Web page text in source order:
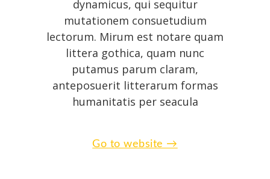
dynamicus, qui sequitur
mutationem consuetudium
lectorum. Mirum est notare quam
littera gothica, quam nunc
putamus parum claram,
anteposuerit litterarum formas
humanitatis per seacula
Go to website →